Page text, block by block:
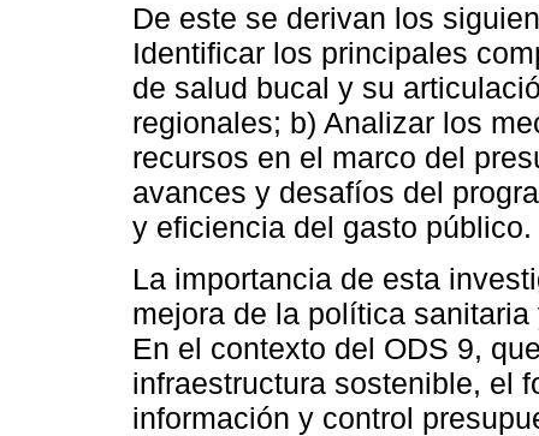
De este se derivan los
Identificar los principales
de salud bucal y su
regionales; b) Analizar los
recursos en el marco del
avances y desafíos del
y eficiencia del gasto público.
La importancia de esta
mejora de la política
En el contexto del ODS 9,
infraestructura sostenible, el
información y control